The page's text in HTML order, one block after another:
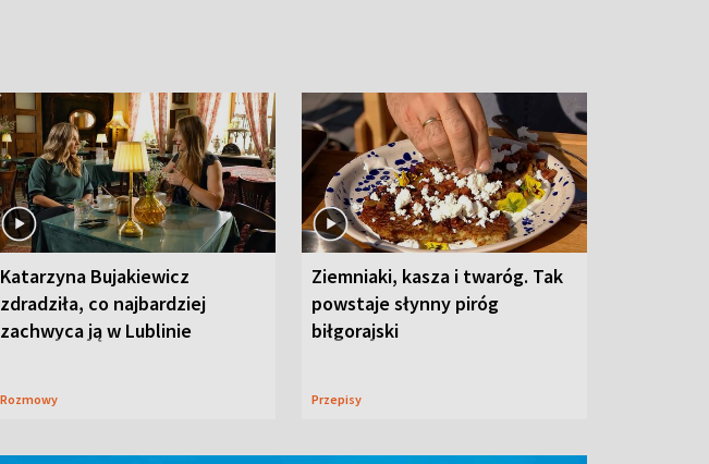
Katarzyna Bujakiewicz
zdradziła, co najbardziej
zachwyca ją w Lublinie
Rozmowy
Ziemniaki, kasza i twaróg. Tak
powstaje słynny piróg
biłgorajski
Przepisy